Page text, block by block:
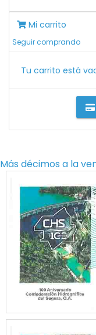
Mi carrito
Seguir comprando
Tu carrito está
Más décimos a la